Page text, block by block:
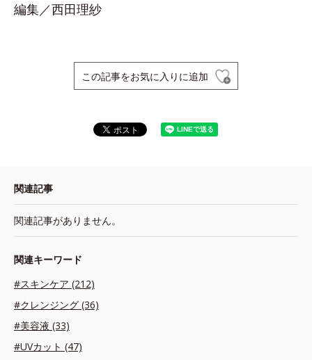
編集／西田理紗
この記事をお気に入りに追加
関連記事
関連記事がありません。
関連キーワード
#スキンケア (212)
#クレンジング (36)
#美容液 (33)
#UVカット (47)